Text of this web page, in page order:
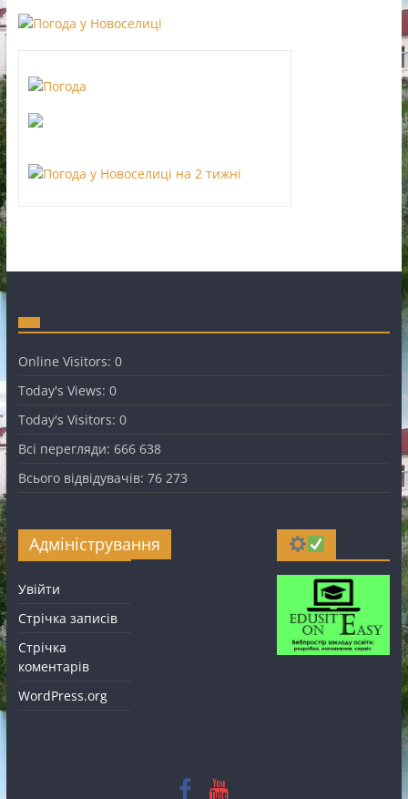
Online Visitors: 0
Today's Views: 0
Today's Visitors: 0
Всі перегляди: 666 638
Всього відвідувачів: 76 273
Адміністрування
Увійти
Стрічка записів
Стрічка
коментарів
WordPress.org